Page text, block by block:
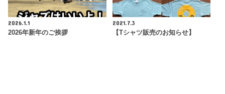
2026.1.1
2026年新年のご挨拶
2021.7.3
【Tシャツ販売のお知らせ】